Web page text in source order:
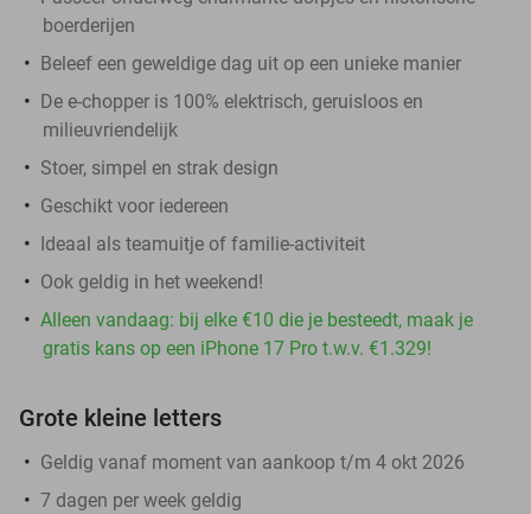
boerderijen
Beleef een geweldige dag uit op een unieke manier
De e-chopper is 100% elektrisch, geruisloos en
milieuvriendelijk
Stoer, simpel en strak design
Geschikt voor iedereen
Ideaal als teamuitje of familie-activiteit
Ook geldig in het weekend!
Alleen vandaag: bij elke €10 die je besteedt, maak je
gratis kans op een iPhone 17 Pro t.w.v. €1.329!
Grote kleine letters
Geldig vanaf moment van aankoop t/m 4 okt 2026
7 dagen per week geldig